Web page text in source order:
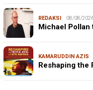
REDAKSI 08/08/
Michael
KAMARUDDIN AZIS
Reshaping the